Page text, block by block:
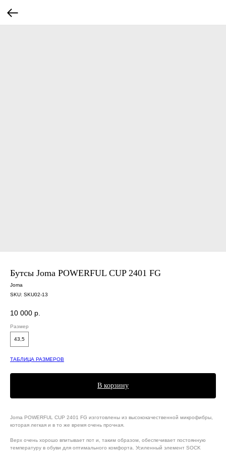
Бутсы Joma POWERFUL CUP 2401 FG
Joma
SKU: SKU02-13
10 000 р.
Размер
43,5
ТАБЛИЦА РАЗМЕРОВ
В корзину
Joma POWERFUL CUP 2401 FG изготовлены из высококачественной микрофибры,
которая легкая и в то же время очень прочная.
Верх очень хорошо впитывает пот и, таким образом, обеспечивает постоянную
температуру в обуви для оптимального комфорта. Усиленный элемент SOCK